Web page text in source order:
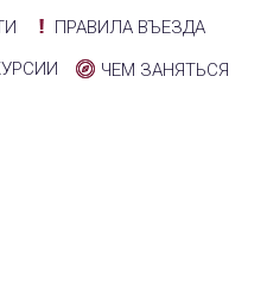
ПРАВИЛА ВЪЕЗДА
ЧЕМ ЗАНЯТЬСЯ